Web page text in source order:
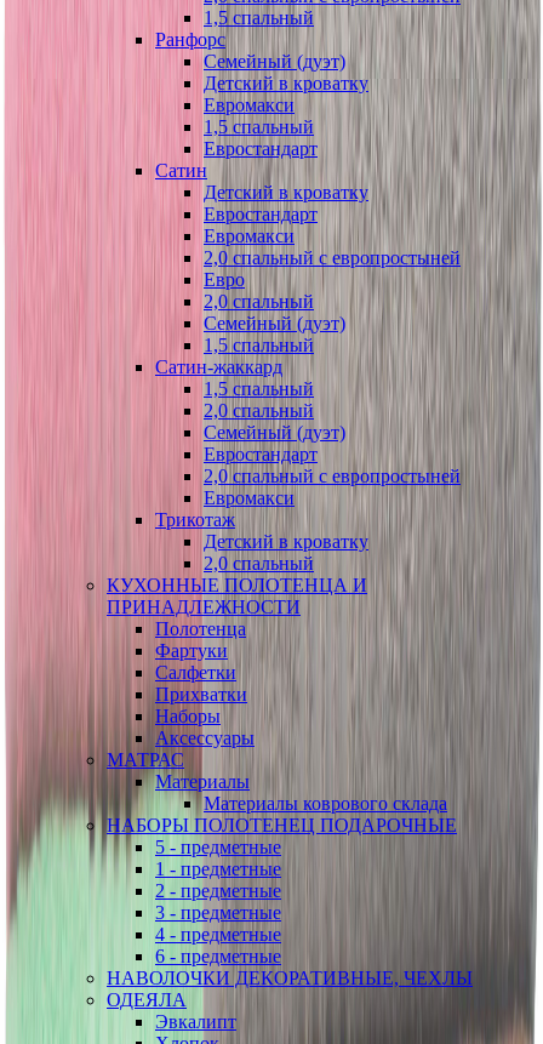
1,5 спальный
Ранфорс
Семейный (дуэт)
Детский в кроватку
Евромакси
1,5 спальный
Евростандарт
Сатин
Детский в кроватку
Евростандарт
Евромакси
2,0 спальный с европростыней
Евро
2,0 спальный
Семейный (дуэт)
1,5 спальный
Сатин-жаккард
1,5 спальный
2,0 спальный
Семейный (дуэт)
Евростандарт
2,0 спальный с европростыней
Евромакси
Трикотаж
Детский в кроватку
2,0 спальный
КУХОННЫЕ ПОЛОТЕНЦА И
ПРИНАДЛЕЖНОСТИ
Полотенца
Фартуки
Салфетки
Прихватки
Наборы
Аксессуары
МАТРАС
Материалы
Материалы коврового склада
НАБОРЫ ПОЛОТЕНЕЦ ПОДАРОЧНЫЕ
5 - предметные
1 - предметные
2 - предметные
3 - предметные
4 - предметные
6 - предметные
НАВОЛОЧКИ ДЕКОРАТИВНЫЕ, ЧЕХЛЫ
ОДЕЯЛА
Эвкалипт